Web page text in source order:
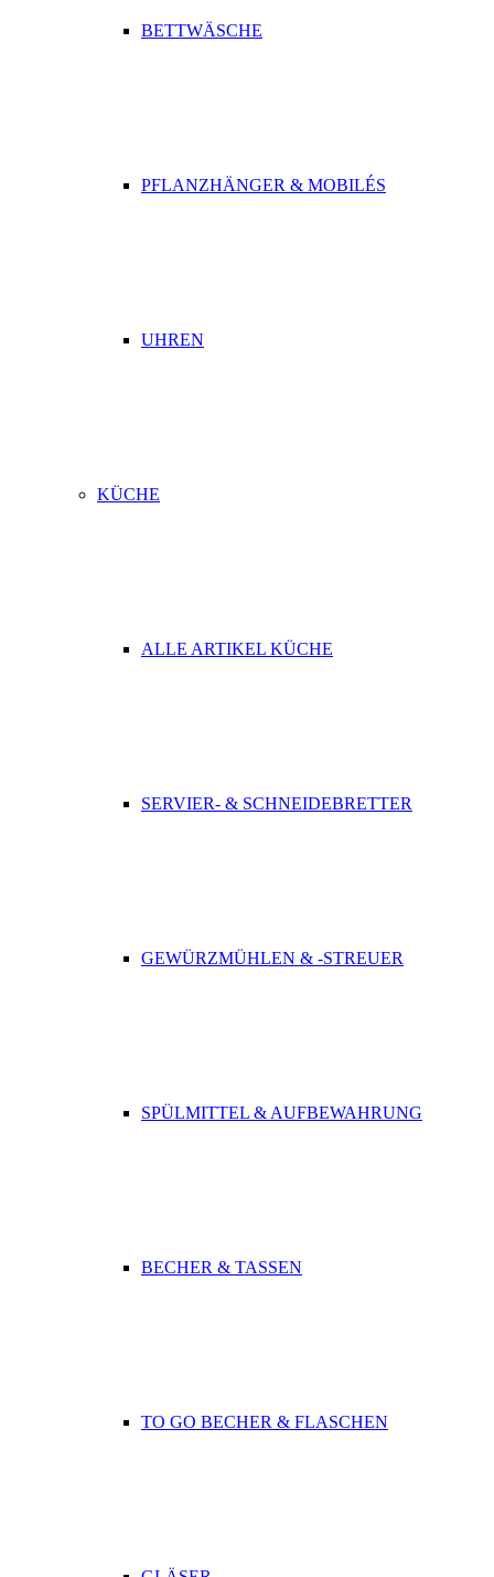
BETTWÄSCHE
PFLANZHÄNGER & MOBILÉS
UHREN
KÜCHE
ALLE ARTIKEL KÜCHE
SERVIER- & SCHNEIDEBRETTER
GEWÜRZMÜHLEN & -STREUER
SPÜLMITTEL & AUFBEWAHRUNG
BECHER & TASSEN
TO GO BECHER & FLASCHEN